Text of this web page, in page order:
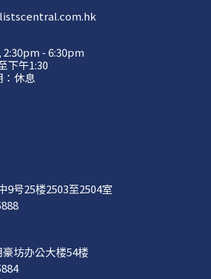
- 6:30pm
下午1:30
：休息
9号25楼2503至2504室
坊办公大楼54楼